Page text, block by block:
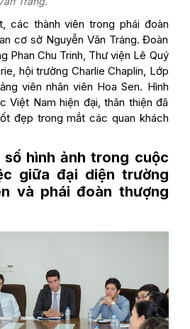
các thành viên trong phái đoàn
cơ sở Nguyễn Văn Tráng. Đoàn
Phan Chu Trinh, Thư viện Lê Quý
hội trường Charlie Chaplin, Lớp
viên nhân viên Hoa Sen. Hình
Việt Nam hiện đại, thân thiện đã
đẹp trong mắt các quan khách
hình ảnh trong cuộc
giữa đại diện trường
và phái đoàn thượng